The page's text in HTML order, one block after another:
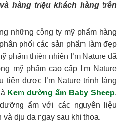
hàng triệu khách hàng trên
những công ty mỹ phẩm hàng
phối các sản phẩm làm đẹp
phẩm thiên nhiên I’m Nature đã
mỹ phẩm cao cấp I’m Nature
tiên được I’m Nature trình làng
Kem dưỡng ẩm Baby Sheep.
ẩm với các nguyên liệu
và dịu da ngay sau khi thoa.